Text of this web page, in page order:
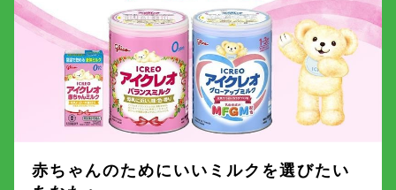
赤ちゃんのためにいいミルクを選びたい